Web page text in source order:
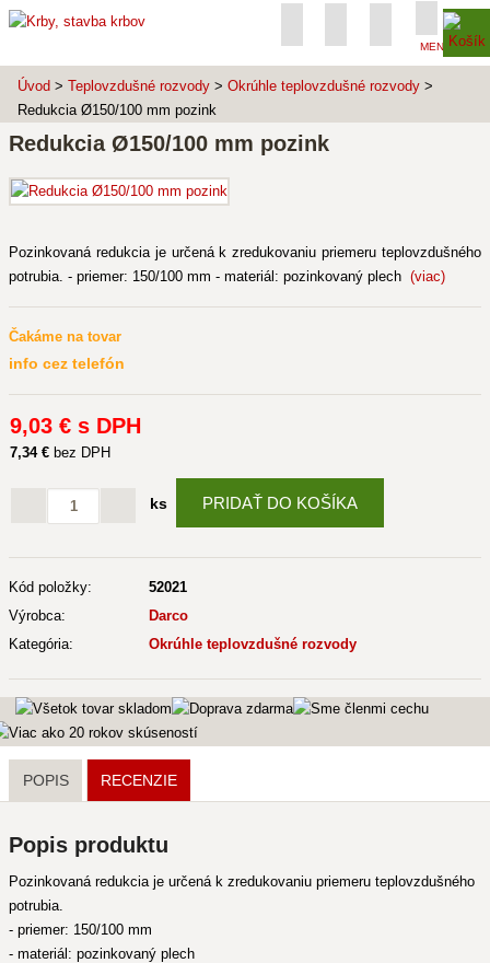
MENU
Úvod > Teplovzdušné rozvody > Okrúhle teplovzdušné rozvody >
Redukcia Ø150/100 mm pozink
Redukcia Ø150/100 mm pozink
Pozinkovaná redukcia je určená k zredukovaniu priemeru teplovzdušného
potrubia. - priemer: 150/100 mm - materiál: pozinkovaný plech (viac)
Čakáme na tovar
info cez telefón
9,03 € s DPH
7,34 € bez DPH
ks PRIDAŤ DO KOŠÍKA
Kód položky:
52021
Výrobca:
Darco
Kategória:
Okrúhle teplovzdušné rozvody
POPIS RECENZIE
Popis produktu
Pozinkovaná redukcia je určená k zredukovaniu priemeru teplovzdušného
potrubia.
- priemer: 150/100 mm
- materiál: pozinkovaný plech